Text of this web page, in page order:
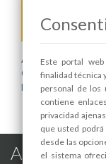
Areas
Cultura y
Festejos
Alhama de
Este portal
finalidad técnica
personal de los
contiene
privacidad
que usted
desde las
el sistema